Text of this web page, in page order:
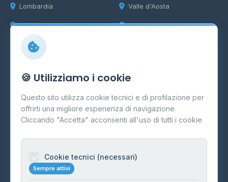
Lombardia
Marche
Valle d'Aosta
Veneto
Info
Cos'è il GPL
FAQ
Contatti
Informazioni legali
🍪 Utilizziamo i cookie
Questo sito utilizza cookie tecnici e di profilazione per
offrirti una migliore esperienza di navigazione.
Cliccando "Accetta" acconsenti all'uso di tutti i cookie.
Cookie tecnici (necessari)
Sempre attivi